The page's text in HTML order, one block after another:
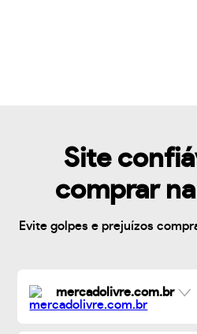
Site
comprar
Evite golpes e prejuízos
mercadolivre.com.br